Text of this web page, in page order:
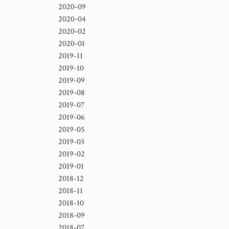
2020-09
2020-04
2020-02
2020-01
2019-11
2019-10
2019-09
2019-08
2019-07
2019-06
2019-05
2019-03
2019-02
2019-01
2018-12
2018-11
2018-10
2018-09